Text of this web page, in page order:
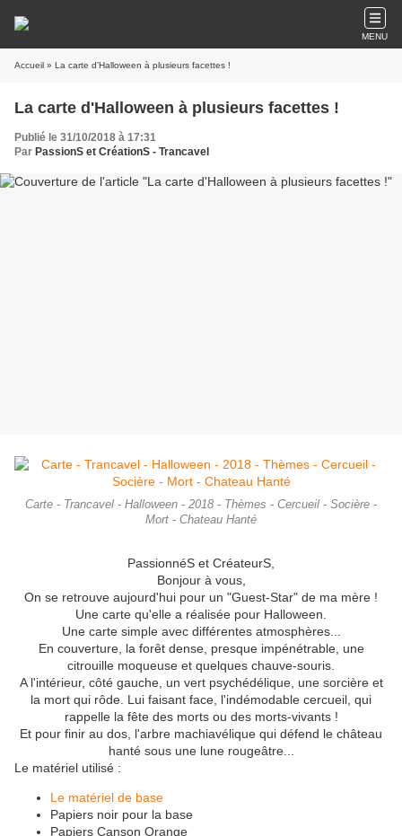
MENU
Accueil » La carte d'Halloween à plusieurs facettes !
La carte d'Halloween à plusieurs facettes !
Publié le 31/10/2018 à 17:31
Par PassionS et CréationS - Trancavel
Carte - Trancavel - Halloween - 2018 - Thèmes - Cercueil - Socière -
Mort - Chateau Hanté
PassionnéS et CréateurS,
Bonjour à vous,
On se retrouve aujourd'hui pour un "Guest-Star" de ma mère !
Une carte qu'elle a réalisée pour Halloween.
Une carte simple avec différentes atmosphères...
En couverture, la forêt dense, presque impénétrable, une
citrouille moqueuse et quelques chauve-souris.
A l'intérieur, côté gauche, un vert psychédélique, une sorcière et
la mort qui rôde. Lui faisant face, l'indémodable cercueil, qui
rappelle la fête des morts ou des morts-vivants !
Et pour finir au dos, l'arbre machiavélique qui défend le château
hanté sous une lune rougeâtre...
Le matériel utilisé :
Le matériel de base
Papiers noir pour la base
Papiers Canson Orange